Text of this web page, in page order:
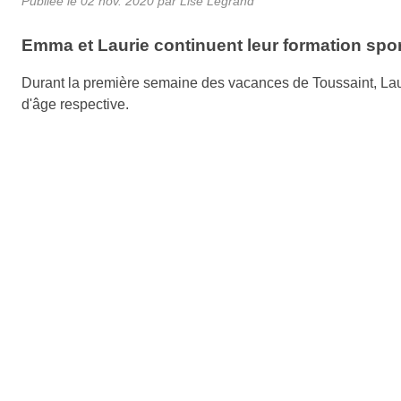
Emma et Laurie continuent leur formation
Durant la première semaine des vacances de Toussaint,
d'âge respective.